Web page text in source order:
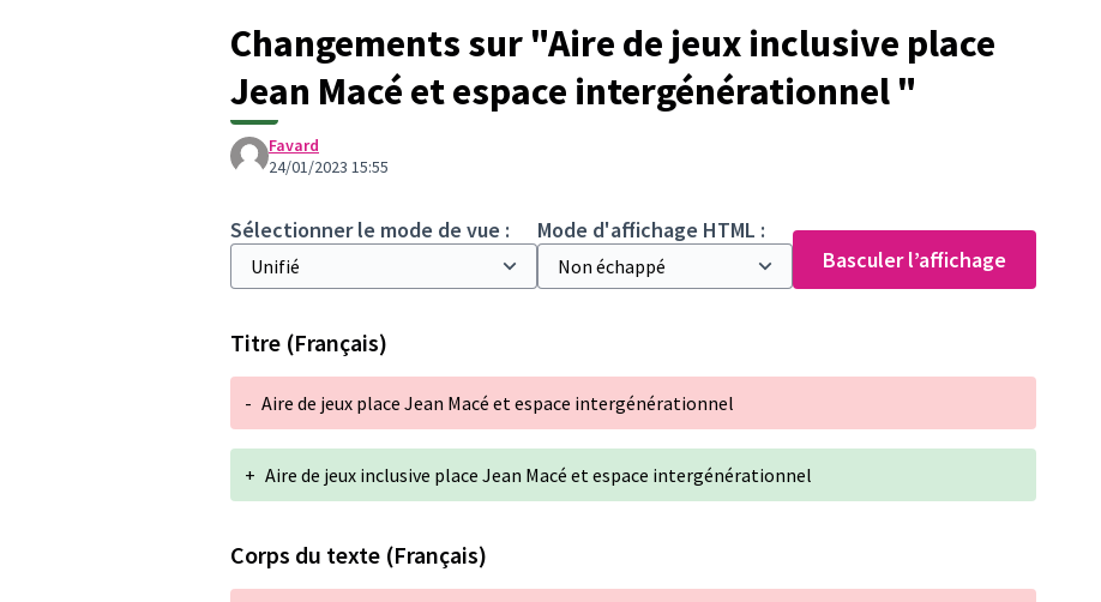
Changements sur "Aire de jeux inclusive place
Jean Macé et espace intergénérationnel "
Favard
24/01/2023 15:55
Sélectionner le mode de vue :
Mode d'affichage HTML :
Basculer l’affichage
Titre (Français)
- Aire de jeux place Jean Macé et espace intergénérationnel
+ Aire de jeux inclusive place Jean Macé et espace intergénérationnel
Corps du texte (Français)